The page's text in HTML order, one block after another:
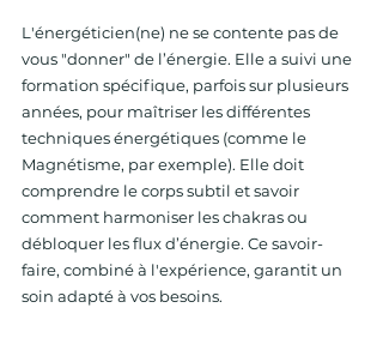
L'énergéticien(ne) ne se contente pas de
vous "donner" de l’énergie. Elle a suivi une
formation spécifique, parfois sur plusieurs
années, pour maîtriser les différentes
techniques énergétiques (comme le
Magnétisme, par exemple). Elle doit
comprendre le corps subtil et savoir
comment harmoniser les chakras ou
débloquer les flux d’énergie. Ce savoir-
faire, combiné à l'expérience, garantit un
soin adapté à vos besoins.